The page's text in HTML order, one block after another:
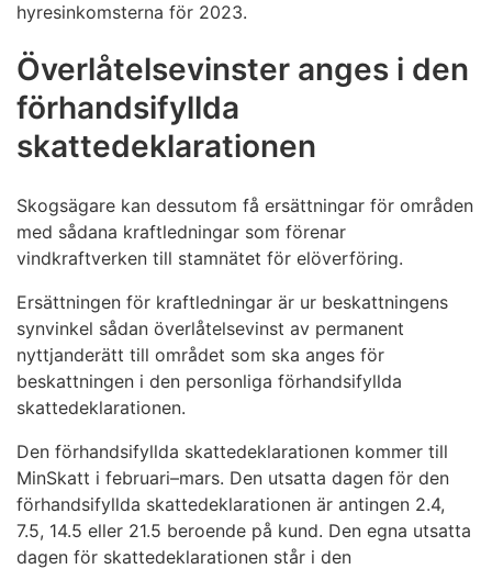
hyresinkomsterna för 2023.
Överlåtelsevinster anges i den
förhandsifyllda
skattedeklarationen
Skogsägare kan dessutom få ersättningar för områden
med sådana kraftledningar som förenar
vindkraftverken till stamnätet för elöverföring.
Ersättningen för kraftledningar är ur beskattningens
synvinkel sådan överlåtelsevinst av permanent
nyttjanderätt till området som ska anges för
beskattningen i den personliga förhandsifyllda
skattedeklarationen.
Den förhandsifyllda skattedeklarationen kommer till
MinSkatt i februari–mars. Den utsatta dagen för den
förhandsifyllda skattedeklarationen är antingen 2.4,
7.5, 14.5 eller 21.5 beroende på kund. Den egna utsatta
dagen för skattedeklarationen står i den